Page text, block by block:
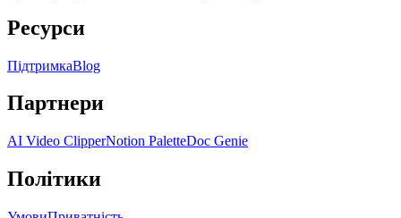
Ресурси
ПідтримкаBlog
Партнери
AI Video ClipperNotion PaletteDoc Genie
Політики